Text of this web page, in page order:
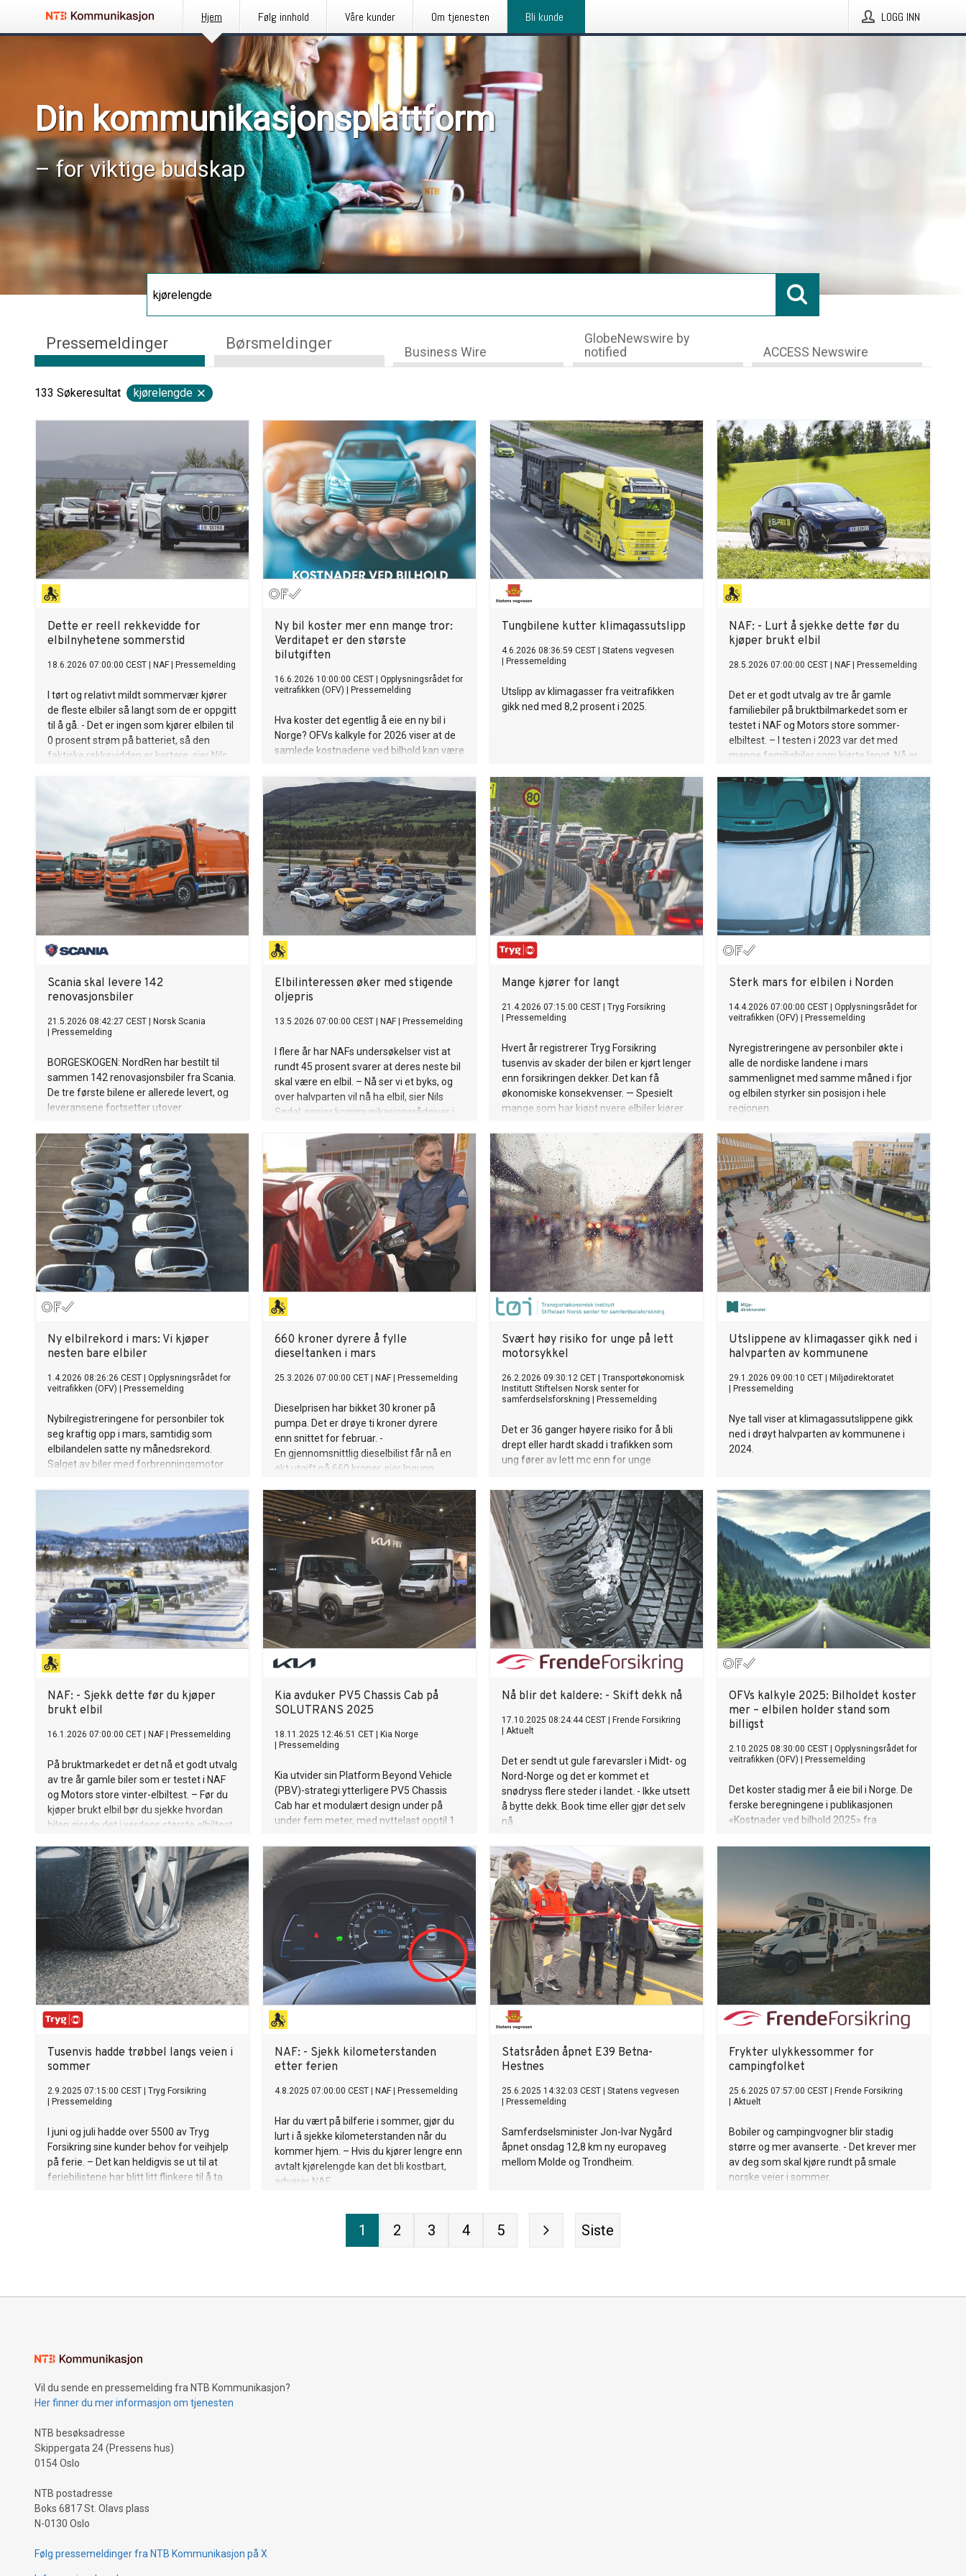
Hjem Følg innhold Våre kunder Om tjenesten Bli kunde LOGG INN
Din kommunikasjonsplattform
– for viktige budskap
Pressemeldinger Børsmeldinger Business Wire
GlobeNewswire by
notified
ACCESS Newswire
133 Søkeresultat kjørelengde
Dette er reell rekkevidde for
elbilnyhetene sommerstid
18.6.2026 07:00:00 CEST NAF Pressemelding
I tørt og relativt mildt sommervær kjører
de fleste elbiler så langt som de er oppgitt
til å gå. - Det er ingen som kjører elbilen til
0 prosent strøm på batteriet, så den
faktiske rekkevidden er kortere, sier Nils
Ny bil koster mer enn mange tror:
Verditapet er den største
bilutgiften
16.6.2026 10:00:00 CEST
Opplysningsrådet for
veitrafikken (OFV)
Pressemelding
Hva koster det egentlig å eie en ny bil i
Norge? OFVs kalkyle for 2026 viser at de
samlede kostnadene ved bilhold kan være
ikke først og fremst drivstoff, strøm eller
service som avgjør totalregningen. Den
største kostnaden er verditapet.
Tungbilene kutter klimagassutslipp
4.6.2026 08:36:59 CEST
Statens vegvesen
Pressemelding
Utslipp av klimagasser fra veitrafikken
gikk ned med 8,2 prosent i 2025.
NAF: - Lurt å sjekke dette før du
kjøper brukt elbil
28.5.2026 07:00:00 CEST NAF Pressemelding
Det er et godt utvalg av tre år gamle
familiebiler på bruktbilmarkedet som er
testet i NAF og Motors store sommer-
elbiltest. – I testen i 2023 var det med
mange familiebiler som kjørte langt. Nå er
senior kommunikasjonsrådgiver i NAF.
Scania skal levere 142
renovasjonsbiler
21.5.2026 08:42:27 CEST
Norsk Scania
Pressemelding
BORGESKOGEN: NordRen har bestilt til
sammen 142 renovasjonsbiler fra Scania.
De tre første bilene er allerede levert, og
leveransene fortsetter utover
Elbilinteressen øker med stigende
oljepris
13.5.2026 07:00:00 CEST NAF Pressemelding
I flere år har NAFs undersøkelser vist at
rundt 45 prosent svarer at deres neste bil
skal være en elbil. – Nå ser vi et byks, og
over halvparten vil nå ha elbil, sier Nils
Sødal, senior kommunikasjonsrådgiver i
Mange kjører for langt
21.4.2026 07:15:00 CEST
Tryg Forsikring
Pressemelding
Hvert år registrerer Tryg Forsikring
tusenvis av skader der bilen er kjørt lenger
enn forsikringen dekker. Det kan få
økonomiske konsekvenser. — Spesielt
mange som har kjøpt nyere elbiler kjører
Sterk mars for elbilen i Norden
14.4.2026 07:00:00 CEST
Opplysningsrådet for
veitrafikken (OFV)
Pressemelding
Nyregistreringene av personbiler økte i
alle de nordiske landene i mars
sammenlignet med samme måned i fjor
og elbilen styrker sin posisjon i hele
regionen.
Ny elbilrekord i mars: Vi kjøper
nesten bare elbiler
1.4.2026 08:26:26 CEST
Opplysningsrådet for
veitrafikken (OFV)
Pressemelding
Nybilregistreringene for personbiler tok
seg kraftig opp i mars, samtidig som
elbilandelen satte ny månedsrekord.
Salget av biler med forbrenningsmotor
660 kroner dyrere å fylle
dieseltanken i mars
25.3.2026 07:00:00 CET NAF Pressemelding
Dieselprisen har bikket 30 kroner på
pumpa. Det er drøye ti kroner dyrere
enn snittet for februar. -
En gjennomsnittlig dieselbilist får nå en
økt utgift på 660 kroner, sier Ingunn
Svært høy risiko for unge på lett
motorsykkel
26.2.2026 09:30:12 CET
Transportøkonomisk
Institutt Stiftelsen Norsk senter for
samferdselsforskning
Pressemelding
Det er 36 ganger høyere risiko for å bli
drept eller hardt skadd i trafikken som
ung fører av lett mc enn for unge
Transportøkonomisk Institutt.
Utslippene av klimagasser gikk ned i
halvparten av kommunene
29.1.2026 09:00:10 CET
Miljødirektoratet
Pressemelding
Nye tall viser at klimagassutslippene gikk
ned i drøyt halvparten av kommunene i
2024.
NAF: - Sjekk dette før du kjøper
brukt elbil
16.1.2026 07:00:00 CET NAF Pressemelding
På bruktmarkedet er det nå et godt utvalg
av tre år gamle biler som er testet i NAF
og Motors store vinter-elbiltest. – Før du
kjøper brukt elbil bør du sjekke hvordan
bilen gjorde det i verdens største elbiltest
kommunikasjonsrådgiver i NAF.
Kia avduker PV5 Chassis Cab på
SOLUTRANS 2025
18.11.2025 12:46:51 CET
Kia Norge
Pressemelding
Kia utvider sin Platform Beyond Vehicle
(PBV)-strategi ytterligere PV5 Chassis
Cab har et modulært design under på
under fem meter, med nyttelast opptil 1
kubikkmeter Utvikler sammen med
europeiske ombyggere for å støtte flere
karosserityper og bruksområder, inkludert
en PV5 foodtruck utstilt på Solutrans Kia
introduserer også Kia Business Solutions
Ecosystem, som samler tilkoblings- og
ladetjenester i én portal for B2B-
flåtestyring Etter hvert som økosystemet
vokser, vil det også tilby service,
oppetidsmobilitet og andre
bedriftsløsninger Kias stand på
SOLUTRANS byr også på muligheten til å
se PV5-modellen som innehar en
GUINNESS WORLD RECORDS™-tittel
Nå blir det kaldere: - Skift dekk nå
17.10.2025 08:24:44 CEST
Frende Forsikring
Aktuelt
Det er sendt ut gule farevarsler i Midt- og
Nord-Norge og det er kommet et
snødryss flere steder i landet. - Ikke utsett
å bytte dekk. Book time eller gjør det selv
nå.
OFVs kalkyle 2025: Bilholdet koster
mer – elbilen holder stand som
billigst
2.10.2025 08:30:00 CEST
Opplysningsrådet for
veitrafikken (OFV)
Pressemelding
Det koster stadig mer å eie bil i Norge. De
ferske beregningene i publikasjonen
«Kostnader ved bilhold 2025» fra
viser at bilholdet fortsatte å bli dyrere
rekordåret 2023.
Tusenvis hadde trøbbel langs veien i
sommer
2.9.2025 07:15:00 CEST
Tryg Forsikring
Pressemelding
I juni og juli hadde over 5500 av Tryg
Forsikring sine kunder behov for veihjelp
på ferie. – Det kan heldigvis se ut til at
feriebilistene har blitt litt flinkere til å ta
NAF: - Sjekk kilometerstanden
etter ferien
4.8.2025 07:00:00 CEST NAF Pressemelding
Har du vært på bilferie i sommer, gjør du
lurt i å sjekke kilometerstanden når du
kommer hjem. – Hvis du kjører lengre enn
avtalt kjørelengde kan det bli kostbart,
advarer NAF.
Statsråden åpnet E39 Betna-
Hestnes
25.6.2025 14:32:03 CEST
Statens vegvesen
Pressemelding
Samferdselsminister Jon-Ivar Nygård
åpnet onsdag 12,8 km ny europaveg
mellom Molde og Trondheim.
Frykter ulykkessommer for
campingfolket
25.6.2025 07:57:00 CEST
Frende Forsikring
Aktuelt
Bobiler og campingvogner blir stadig
større og mer avanserte. - Det krever mer
av deg som skal kjøre rundt på smale
norske veier i sommer.
1 2 3 4 5 Siste
Vil du sende en pressemelding fra NTB Kommunikasjon?
Her finner du mer informasjon om tjenesten
NTB besøksadresse
Skippergata 24 (Pressens hus)
0154 Oslo
NTB postadresse
Boks 6817 St. Olavs plass
N-0130 Oslo
Følg pressemeldinger fra NTB Kommunikasjon på X